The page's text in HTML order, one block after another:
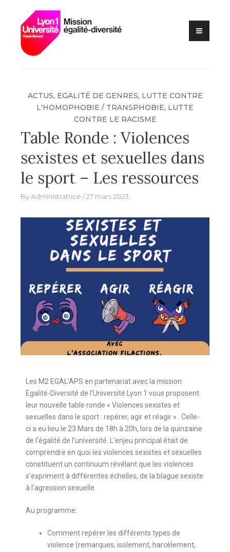
Bernard Lyon
1
ACTUS, EGALITÉ DE GENRES, LUTTE CONTRE
L'HOMOPHOBIE / TRANSPHOBIE, LUTTE
CONTRE LE RACISME
Table Ronde : Violences
sexistes et sexuelles dans
le sport – Les ressources
ByAdministratrice 27 mars 2023
Les M2 EGAL’APS en partenariat avec la mission
Egalité-Diversité de l’Université Lyon 1 vous proposent
leur nouvelle table ronde « Violences sexistes et
sexuelles dans le sport : repérer, agir et réagir » . Celle-
ci a eu lieu le 23 Mars de 18h à 20h, lors de la quinzaine
de l’égalité de l’université. L’enjeu principal était de
comprendre en quoi les violences sexistes et sexuelles
constituent un continuum révélant que les violences
s’expriment à différentes échelles, de la blague sexiste
à l’agression sexuelle.
Au programme:
Comment repérer les différents types de
violence (remarques, isolement, harcèlement,